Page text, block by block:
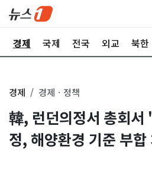
경제 국제 전국 외교 북한
경제 경제ㆍ정책
韓, 런던의정서 총회서
정, 해양환경 기준 부